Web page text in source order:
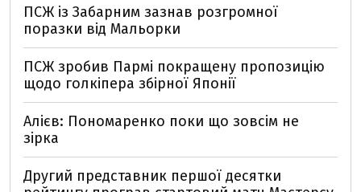
ПСЖ із Забарним зазнав розгромної
поразки від Мальорки
ПСЖ зробив Пармі покращену пропозицію
щодо голкіпера збірної Японії
Алієв: Пономаренко поки що зовсім не
зірка
Другий представник першої десятки